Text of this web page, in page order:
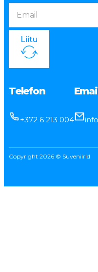
Liitu
Telefon
+372 6 213 004
Copyright 2026 © Suveniirid